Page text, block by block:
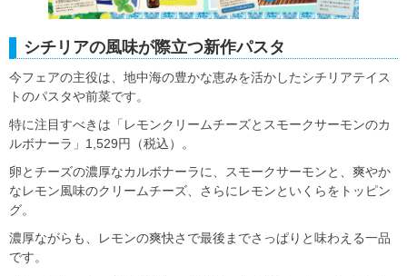
シチリアの風味が際立つ新作パスタ
今フェアの主役は、地中海の豊かな恵みを活かしたシチリアテイス
トのパスタや前菜です。
特に注目すべきは「レモンクリームチーズとスモークサーモンのカ
ルボナーラ」1,529円（税込）。
卵とチーズの濃厚なカルボナーラに、スモークサーモンと、爽やか
なレモン風味のクリームチーズ、さらにレモンといくらをトッピン
グ。
濃厚ながらも、レモンの爽快さで最後までさっぱりと味わえる一品
です。